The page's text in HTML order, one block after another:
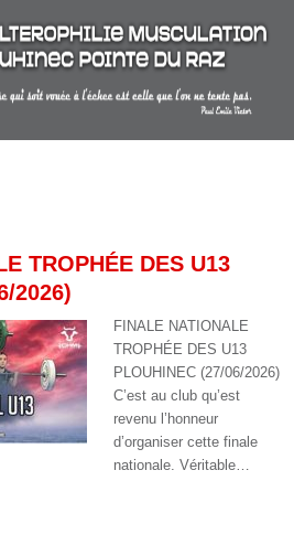
TROPHÉE DES U13
2026)
FINALE NATIONALE
TROPHÉE DES U13
PLOUHINEC (27/06/2026)
C’est au club qu’est
revenu l’honneur
d’organiser cette finale
nationale. Véritable…